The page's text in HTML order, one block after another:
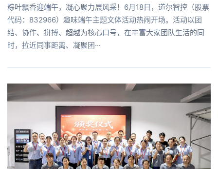
粽叶飘香迎端午，凝心聚力展风采！6月18日，道尔智控（股票
代码：832966）趣味端午主题文体活动热闹开场。活动以团
结、协作、拼搏、超越为核心口号，在丰富大家团队生活的同
时，拉近同事距离、凝聚团···